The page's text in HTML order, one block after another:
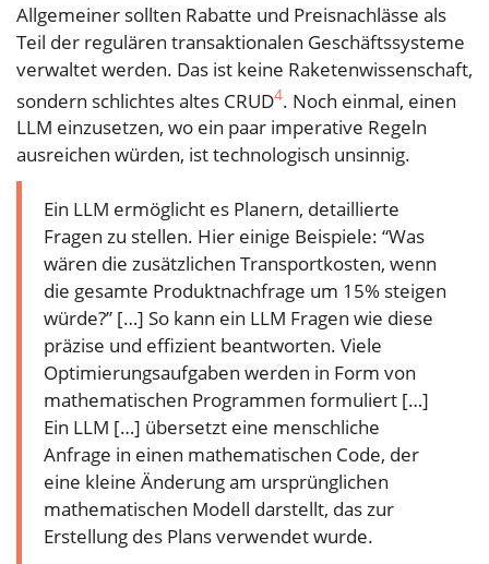
Allgemeiner sollten Rabatte und Preisnachlässe als
Teil der regulären transaktionalen Geschäftssysteme
verwaltet werden. Das ist keine Raketenwissenschaft,
sondern schlichtes altes CRUD4. Noch einmal, einen
LLM einzusetzen, wo ein paar imperative Regeln
ausreichen würden, ist technologisch unsinnig.
Ein LLM ermöglicht es Planern, detaillierte
Fragen zu stellen. Hier einige Beispiele: “Was
wären die zusätzlichen Transportkosten, wenn
die gesamte Produktnachfrage um 15% steigen
würde?” […] So kann ein LLM Fragen wie diese
präzise und effizient beantworten. Viele
Optimierungsaufgaben werden in Form von
mathematischen Programmen formuliert […]
Ein LLM […] übersetzt eine menschliche
Anfrage in einen mathematischen Code, der
eine kleine Änderung am ursprünglichen
mathematischen Modell darstellt, das zur
Erstellung des Plans verwendet wurde.